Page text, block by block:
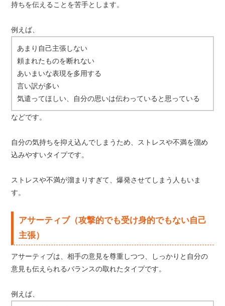
持ちを伝えることを苦手とします。
例えば、
あまり自己主張しない
頼まれたものを断れない
あいまいな表現を多用する
言い訳が多い
気遣ってほしい、自分の思いは伝わっていると思っている
などです。
自分の気持ちを抑え込んでしまうため、ストレスや不満を溜め
込みやすいタイプです。
ストレスや不満が溜まりすぎて、爆発させてしまう人もいま
す。
アサーティブ（攻撃的でも受け身的でもない自己
主張）
アサーティブは、相手の意見を尊重しつつ、しっかりと自分の
意見も伝えられるバランスの取れたタイプです。
例えば、